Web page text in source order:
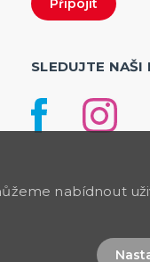
SLEDUJTE NAŠI
nabídnout